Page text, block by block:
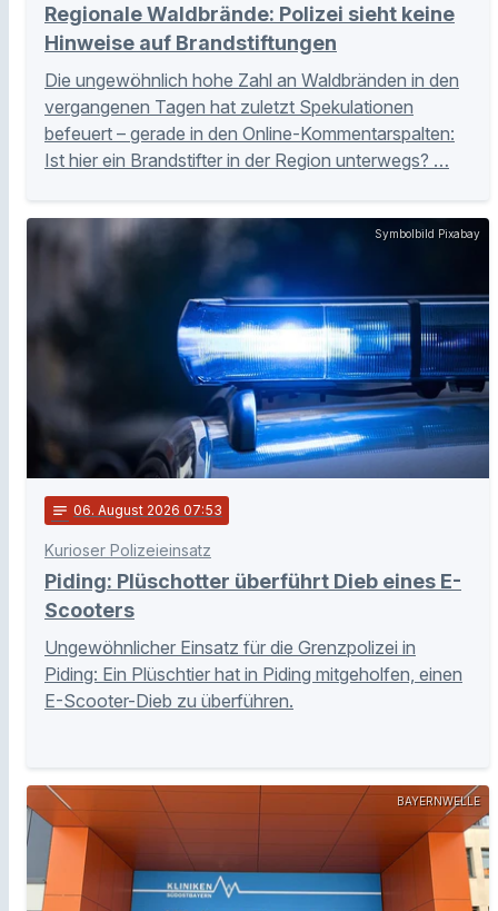
Regionale Waldbrände: Polizei sieht keine
Hinweise auf Brandstiftungen
Die ungewöhnlich hohe Zahl an Waldbränden in den
vergangenen Tagen hat zuletzt Spekulationen
befeuert – gerade in den Online-Kommentarspalten:
Ist hier ein Brandstifter in der Region unterwegs? …
Symbolbild Pixabay
notes 06. August 2026 07:53
Kurioser Polizeieinsatz
Piding: Plüschotter überführt Dieb eines E-
Scooters
Ungewöhnlicher Einsatz für die Grenzpolizei in
Piding: Ein Plüschtier hat in Piding mitgeholfen, einen
E-Scooter-Dieb zu überführen.
BAYERNWELLE